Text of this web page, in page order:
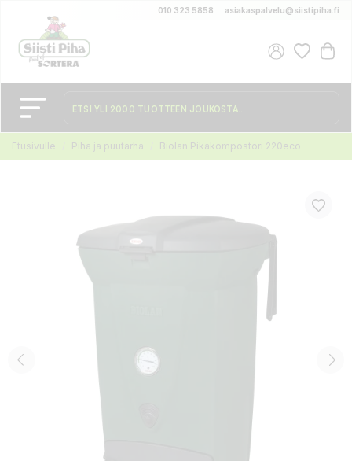
010 323 5858 asiakaspalvelu@siistipiha.fi
Etusivulle Piha ja puutarha Biolan Pikakompostori 220eco